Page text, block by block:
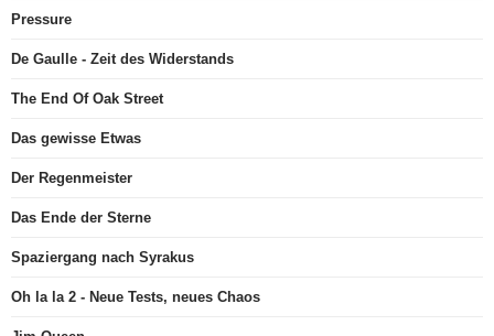
Pressure
De Gaulle - Zeit des Widerstands
The End Of Oak Street
Das gewisse Etwas
Der Regenmeister
Das Ende der Sterne
Spaziergang nach Syrakus
Oh la la 2 - Neue Tests, neues Chaos